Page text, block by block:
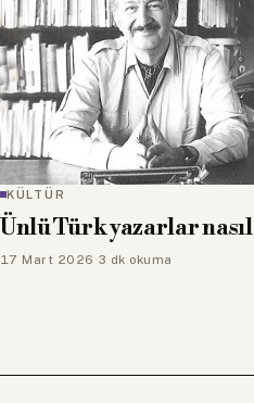
KÜLTÜR
Ünlü Türk yazarlar nasıl
17 Mart 2026 ·3 dk okuma